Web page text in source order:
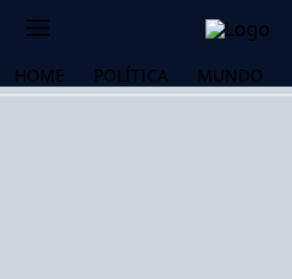
HOME POLÍTICA MUNDO